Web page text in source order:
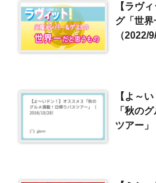
【ラヴ
グ「世界
（2022/
【よ～
「秋の
ツアー」